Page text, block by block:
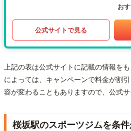
お
公式サイトで見る
上記の表は公式サイトに記載の情報を
によっては、キャンペーンで料金が割
容が変わることもありますので、公式サ
桜坂駅のスポーツジムを条